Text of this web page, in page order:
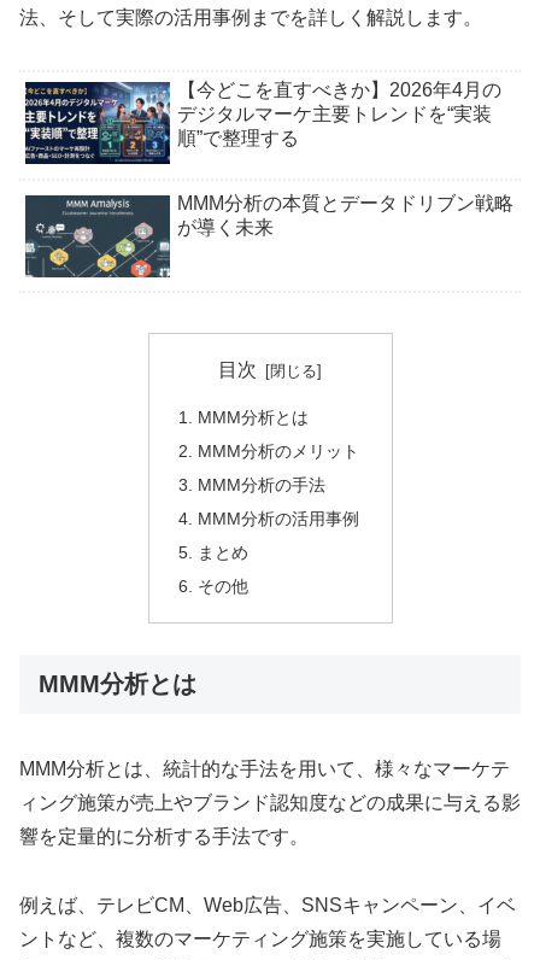
法、そして実際の活用事例までを詳しく解説します。
【今どこを直すべきか】2026年4月の
デジタルマーケ主要トレンドを“実装
順”で整理する
MMM分析の本質とデータドリブン戦略
が導く未来
目次
MMM分析とは
MMM分析のメリット
MMM分析の手法
MMM分析の活用事例
まとめ
その他
MMM分析とは
MMM分析とは、統計的な手法を用いて、様々なマーケテ
ィング施策が売上やブランド認知度などの成果に与える影
響を定量的に分析する手法です。
例えば、テレビCM、Web広告、SNSキャンペーン、イベ
ントなど、複数のマーケティング施策を実施している場